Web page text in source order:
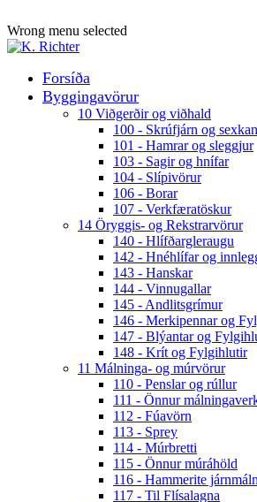
Wrong menu selected
Forsíða
Byggingavörur
10 Viðgerðir og viðhald
100 - Skrúfjárn og
101 - Hamrar og sleggjur
103 - Sagir og hnífar
104 - Slípivörur
106 - Borar
107 - Verkfæratöskur
14 Öryggis- og Rekstrarvörur
140 - Hlífðargleraugu
142 - Hnéhlífar og
143 - Hanskar
144 - Vinnugallar
145 - Andlitsgrímur
146 - Merkipennar og
147 - Blýantar og
148 - Krít og Fylgihlutir
11 Málninga- og múrvörur
110 - Penslar og rúllur
111 - Önnur
112 - Fúavörn
113 - Sprey
114 - Múrbretti
115 - Önnur múráhöld
116 - Hammerite
117 - Til Flísalagna